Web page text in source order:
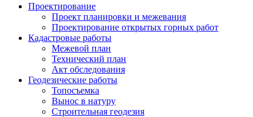
Проектирование
Проект планировки и межевания
Проектирование открытых горных работ
Кадастровые работы
Межевой план
Технический план
Акт обследования
Геодезические работы
Топосъемка
Вынос в натуру
Строительная геодезия